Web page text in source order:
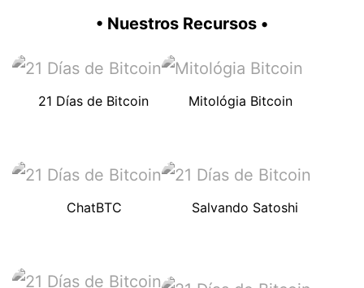
• Nuestros Recursos •
21 Días de Bitcoin Mitológia Bitcoin
ChatBTC Salvando Satoshi